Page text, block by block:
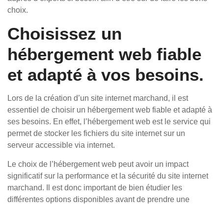
choix.
Choisissez un
hébergement web fiable
et adapté à vos besoins.
Lors de la création d’un site internet marchand, il est
essentiel de choisir un hébergement web fiable et adapté à
ses besoins. En effet, l’hébergement web est le service qui
permet de stocker les fichiers du site internet sur un
serveur accessible via internet.
Le choix de l’hébergement web peut avoir un impact
significatif sur la performance et la sécurité du site internet
marchand. Il est donc important de bien étudier les
différentes options disponibles avant de prendre une